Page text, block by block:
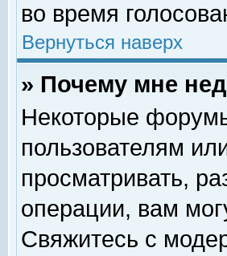
во время
Вернуться наверх
» Почему мне
Некоторые
пользователям
просматривать,
операции, вам
Свяжитесь с